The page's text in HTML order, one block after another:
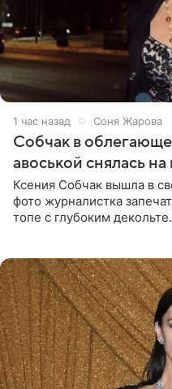
1 час назад Соня Жарова
Собчак в
авоськой снялась
Ксения Собчак вышла в
фото журналистка
топе с глубоким